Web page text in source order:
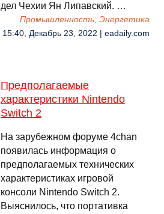
дел Чехии Ян Липавский. …
Промышленность, Энергетика
15:40, Декабрь 23, 2022 | eadaily.com
Предполагаемые
характеристики Nintendo
Switch 2
На зарубежном форуме 4chan
появилась информация о
предполагаемых технических
характеристиках игровой
консоли Nintendo Switch 2.
Выяснилось, что портативка